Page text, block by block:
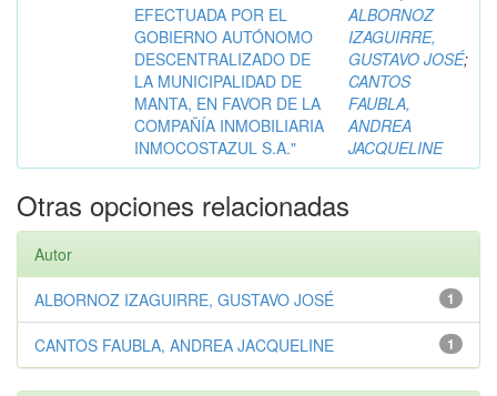
EFECTUADA POR EL
GOBIERNO AUTÓNOMO
DESCENTRALIZADO DE
LA MUNICIPALIDAD DE
MANTA, EN FAVOR DE LA
COMPAÑÍA INMOBILIARIA
INMOCOSTAZUL S.A."
ALBORNOZ
IZAGUIRRE,
GUSTAVO JOSÉ;
CANTOS
FAUBLA,
ANDREA
JACQUELINE
Otras opciones relacionadas
Autor
1
ALBORNOZ IZAGUIRRE, GUSTAVO JOSÉ
1
CANTOS FAUBLA, ANDREA JACQUELINE